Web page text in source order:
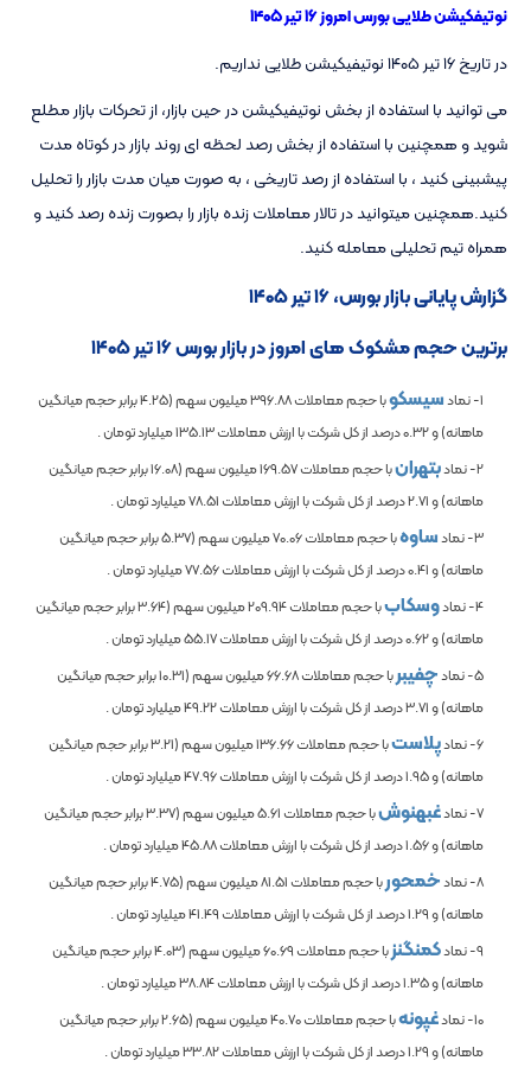
نوتیفکیشن طلایی بورس امروز ۱۶ تیر ۱۴۰۵
در تاریخ ۱۶ تیر ۱۴۰۵ نوتیفیکیشن طلایی نداریم.
می توانید با استفاده از بخش نوتیفیکیشن در حین بازار، از تحرکات بازار مطلع
شوید و همچنین با استفاده از بخش رصد لحظه ای روند بازار در کوتاه مدت
پیشبینی کنید ، با استفاده از رصد تاریخی ، به صورت میان مدت بازار را تحلیل
کنید.همچنین میتوانید در تالار معاملات زنده بازار را بصورت زنده رصد کنید و
همراه تیم تحلیلی معامله کنید.
گزارش پایانی بازار بورس، ۱۶ تیر ۱۴۰۵
برترین حجم مشکوک های امروز در بازار بورس ۱۶ تیر ۱۴۰۵
1- نماد سیسکوبا حجم معاملات396.88میلیون سهم (4.25برابر حجم میانگین
ماهانه) و0.32درصد از کل شرکت با ارزش معاملات135.13میلیارد تومان .
2- نماد
بتهرانبا حجم معاملات169.57میلیون سهم (16.08برابر حجم میانگین
ماهانه) و2.71درصد از کل شرکت با ارزش معاملات78.51میلیارد تومان .
3- نماد
ساوهبا حجم معاملات70.06میلیون سهم (5.37برابر حجم میانگین
ماهانه) و0.41درصد از کل شرکت با ارزش معاملات77.56میلیارد تومان .
4- نماد
وسکاببا حجم معاملات209.94میلیون سهم (3.64برابر حجم میانگین
ماهانه) و0.62درصد از کل شرکت با ارزش معاملات55.17میلیارد تومان .
5- نماد
چفیبربا حجم معاملات66.68میلیون سهم (10.31برابر حجم میانگین
ماهانه) و3.71درصد از کل شرکت با ارزش معاملات49.22میلیارد تومان .
6- نماد
پلاستبا حجم معاملات136.66میلیون سهم (3.21برابر حجم میانگین
ماهانه) و1.95درصد از کل شرکت با ارزش معاملات47.96میلیارد تومان .
7- نماد
غبهنوشبا حجم معاملات5.61میلیون سهم (3.37برابر حجم میانگین
ماهانه) و1.56درصد از کل شرکت با ارزش معاملات45.88میلیارد تومان .
8- نماد
خمحوربا حجم معاملات81.51میلیون سهم (4.75برابر حجم میانگین
ماهانه) و1.29درصد از کل شرکت با ارزش معاملات41.49میلیارد تومان .
9- نماد
کمنگنزبا حجم معاملات60.69میلیون سهم (4.03برابر حجم میانگین
ماهانه) و1.35درصد از کل شرکت با ارزش معاملات38.84میلیارد تومان .
10- نماد
غپونهبا حجم معاملات40.70میلیون سهم (2.65برابر حجم میانگین
ماهانه) و1.29درصد از کل شرکت با ارزش معاملات33.82میلیارد تومان .